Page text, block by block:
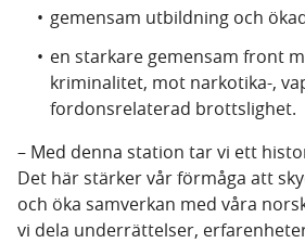
gemensam utbildning och
en starkare gemensam front
kriminalitet, mot narkotika-,
fordonsrelaterad brottslighet.
– Med denna station tar vi ett
Det här stärker vår förmåga att
och öka samverkan med våra
vi dela underrättelser,